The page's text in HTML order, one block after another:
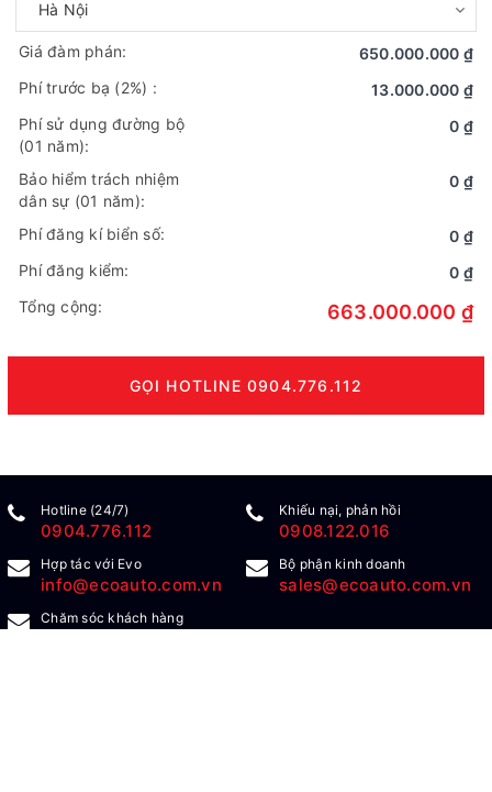
Giá đàm phán:
650.000.000 ₫
Phí trước bạ (2%) :
13.000.000 ₫
Phí sử dụng đường bộ
(01 năm):
0 ₫
Bảo hiểm trách nhiệm
dân sự (01 năm):
0 ₫
Phí đăng kí biển số:
0 ₫
Phí đăng kiểm:
0 ₫
Tổng cộng:
663.000.000 ₫
GỌI HOTLINE 0904.776.112
Hotline (24/7)
0904.776.112
Khiếu nại, phản hồi
0908.122.016
Hợp tác với Evo
info@ecoauto.com.vn
Bộ phận kinh doanh
sales@ecoauto.com.vn
Chăm sóc khách hàng